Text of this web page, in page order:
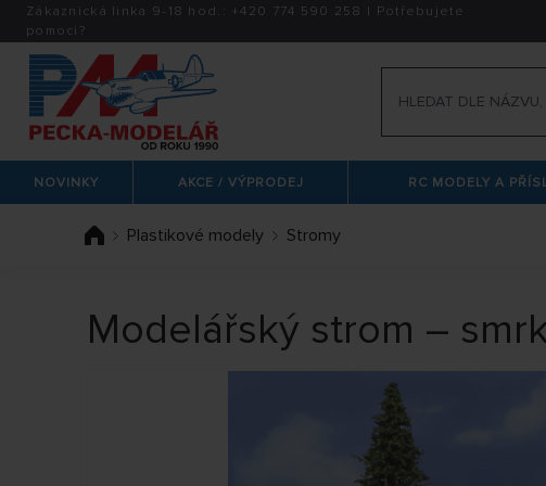
Zákaznická linka 9-18 hod.: +420 774 590 258 | Potřebujete
pomoci?
NOVINKY AKCE / VÝPRODEJ RC MODELY A
Plastikové modely Stromy
Modelářský strom –